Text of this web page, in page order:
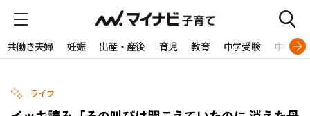
共働き夫婦 妊娠 出産・産後 育児 教育 中学受験 中学生
ライフ